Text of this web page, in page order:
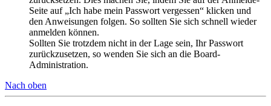
Seite auf „Ich habe mein Passwort vergessen“ klicken und
den Anweisungen folgen. So sollten Sie sich schnell wieder
anmelden können.
Sollten Sie trotzdem nicht in der Lage sein, Ihr Passwort
zurückzusetzen, so wenden Sie sich an die Board-
Administration.
Nach oben